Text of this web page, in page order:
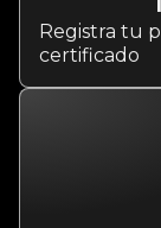
Registra tu
certificado